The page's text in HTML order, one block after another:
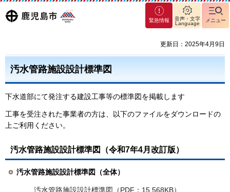
鹿児島
マグ
マシ
島市
緊急情報
音声・文字
Language
メニュー
更新日：2025年4月9日
汚水管路施設設計標準図
下水道部にて発注する建設工事等の標準図を掲載します
工事を受注された事業者の方は、以下のファイルをダウンロードの
上ご利用ください。
汚水管路施設設計標準図（令和7年4月改訂版）
汚水管路施設設計標準図 （全体）
汚水管路施設設計標準図（PDF：15,568KB）